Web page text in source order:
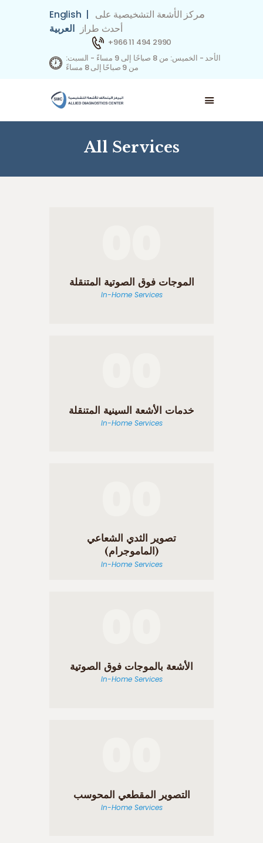
English | مركز الأشعة التشخيصية على
أحدث طراز العربية
+966 11 494 2990
الأحد - الخميس: من 8 صباحًا إلى 9 مساءً - السبت:
من 9 صباحًا إلى 8 مساءً
All Services
اتصل بنا
شركاؤنا في التأمين
التخصصات
الصفحة الرئيسية
الموجات فوق الصوتية المتنقلة
In-Home Services
خدمات الأشعة السينية المتنقلة
In-Home Services
تصوير الثدي الشعاعي
(الماموجرام)
In-Home Services
الأشعة بالموجات فوق الصوتية
In-Home Services
التصوير المقطعي المحوسب
In-Home Services